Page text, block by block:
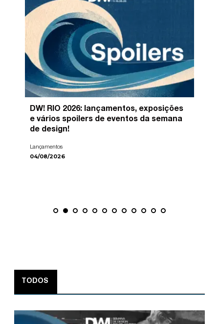
DW! RIO 2026: lançamentos, exposições
e vários spoilers de eventos da semana
de design!
Lançamentos
04/08/2026
TODOS